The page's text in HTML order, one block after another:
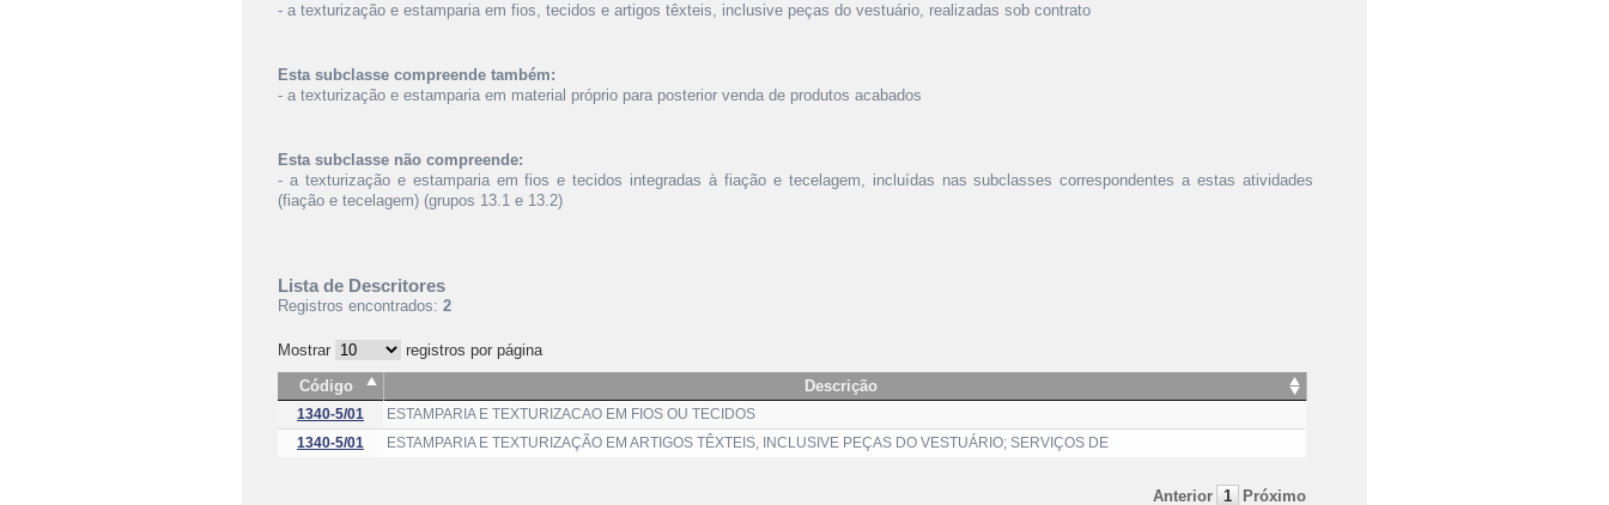
- a texturização e estamparia em fios, tecidos e artigos têxteis, inclusive peças do vestuário, realizadas sob contrato
Esta subclasse compreende também:
- a texturização e estamparia em material próprio para posterior venda de produtos acabados
Esta subclasse não compreende:
- a texturização e estamparia em fios e tecidos integradas à fiação e tecelagem, incluídas nas subclasses correspondentes a estas atividades
(fiação e tecelagem) (grupos 13.1 e 13.2)
Lista de Descritores
Registros encontrados: 2
Mostrar
registros por página
Código
Descrição
1340-5/01
ESTAMPARIA E TEXTURIZACAO EM FIOS OU TECIDOS
1340-5/01
ESTAMPARIA E TEXTURIZAÇÃO EM ARTIGOS TÊXTEIS, INCLUSIVE PEÇAS DO VESTUÁRIO; SERVIÇOS DE
Anterior 1 Próximo